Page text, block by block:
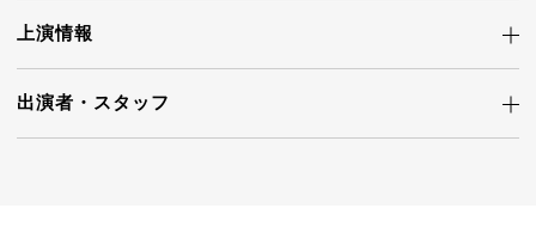
上演情報
出演者・ スタッフ